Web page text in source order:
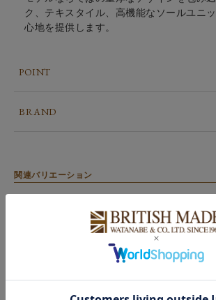
ク、テキスタイル、高機能なソールユニ
心地を提供します。
POINT
BRAND
関連バリエーション